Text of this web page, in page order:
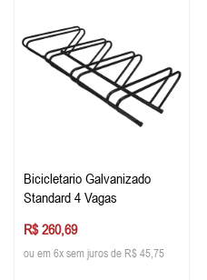
Bicicletario Galvanizado
Standard 4 Vagas
R$ 260,69
ou em 6x sem juros de R$ 45,75